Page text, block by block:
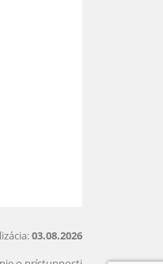
03.08.2026